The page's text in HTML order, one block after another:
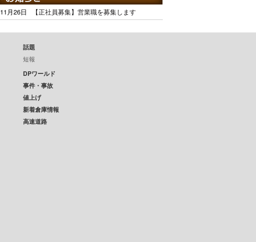
11月26日 【正社員募集】営業職を募集します
話題
短報
DPワールド
事件・事故
値上げ
新着倉庫情報
高速道路